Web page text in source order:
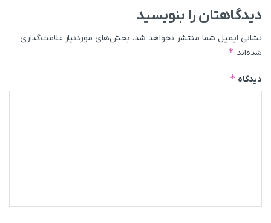
دیدگاهتان را بنویسید
نشانی ایمیل شما منتشر نخواهد شد. بخش‌های موردنیاز علامت‌گذاری
شده‌اند *
دیدگاه *